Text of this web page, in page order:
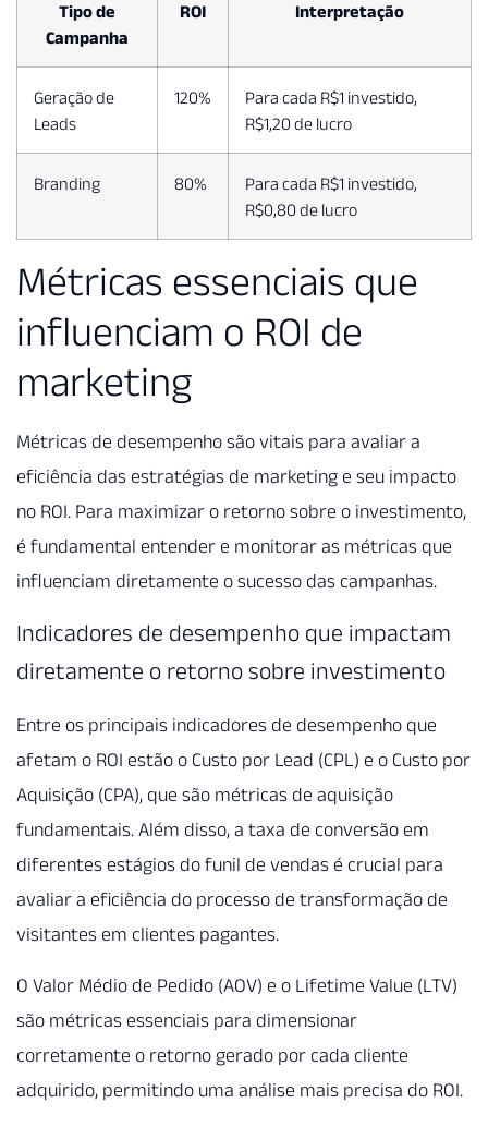
Tipo de
Campanha
ROI Interpretação
Geração de
Leads
120%
Para cada R$1 investido,
R$1,20 de lucro
Branding 80%
Para cada R$1 investido,
R$0,80 de lucro
Métricas essenciais que
influenciam o ROI de
marketing
Métricas de desempenho são vitais para avaliar a
eficiência das estratégias de marketing e seu impacto
no ROI. Para maximizar o retorno sobre o investimento,
é fundamental entender e monitorar as métricas que
influenciam diretamente o sucesso das campanhas.
Indicadores de desempenho que impactam
diretamente o retorno sobre investimento
Entre os principais indicadores de desempenho que
afetam o ROI estão o Custo por Lead (CPL) e o Custo por
Aquisição (CPA), que são métricas de aquisição
fundamentais. Além disso, a taxa de conversão em
diferentes estágios do funil de vendas é crucial para
avaliar a eficiência do processo de transformação de
visitantes em clientes pagantes.
O Valor Médio de Pedido (AOV) e o Lifetime Value (LTV)
são métricas essenciais para dimensionar
corretamente o retorno gerado por cada cliente
adquirido, permitindo uma análise mais precisa do ROI.